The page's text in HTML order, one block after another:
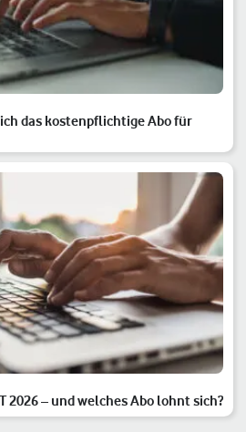
das kostenpflichtige Abo für
2026 – und welches Abo lohnt sich?